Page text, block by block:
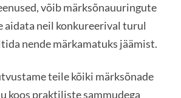
võib märksõnauuringute
aidata neil konkureerival turul
nende märkamatuks jäämist.
teile kõiki märksõnade
koos praktiliste sammudega